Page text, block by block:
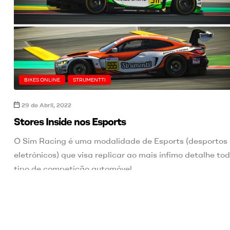
BIKES ONLINE STRUMENTTI
29 de Abril, 2022
Stores Inside nos Esports
O Sim Racing é uma modalidade de Esports (desportos
eletrónicos) que visa replicar ao mais ínfimo detalhe
tipo de competição automóvel